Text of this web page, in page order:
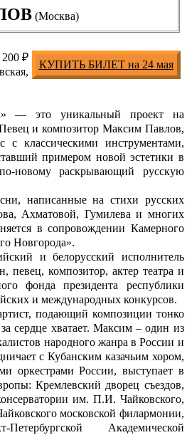
(Москва)
КУПИТЬ БИЛЕТ на 24 мая
200 ₽
— это уникальный проект на
и композитор Максим Павлов,
с классическими инструментами,
примером новой эстетики в
новому раскрывающий русскую
написанные на стихи русских
Ахматовой, Гумилева и многих
в сопровождении Камерного
Новгорода».
и белорусский исполнитель
певец, композитор, актер театра и
фонда президента республики
и международных конкурсов.
подающий композиции тонко
сердце хватает. Максим – один из
народного жанра в России и
с Кубанским казачьим хором,
оркестрами России, выступает в
Кремлевский дворец съездов,
им. П.И. Чайковского,
московской филармонии,
Академической